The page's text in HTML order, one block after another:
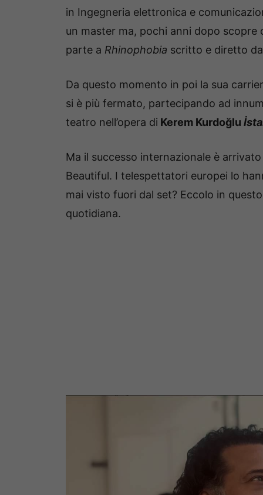
in Ingegneria elettronica e
un master ma, pochi anni dopo scopre
parte a Rhinophobia scritto e diretto da
Da questo momento in poi la sua
si è più fermato, partecipando ad
teatro nell’opera di Kerem Kurdoğlu
Ma il successo internazionale è
Beautiful. I telespettatori europei lo
mai visto fuori dal set? Eccolo in
quotidiana.